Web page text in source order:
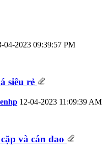
04-2023 09:39:57 PM
siêu rẻ
12-04-2023 11:09:39 AM
và cán dao